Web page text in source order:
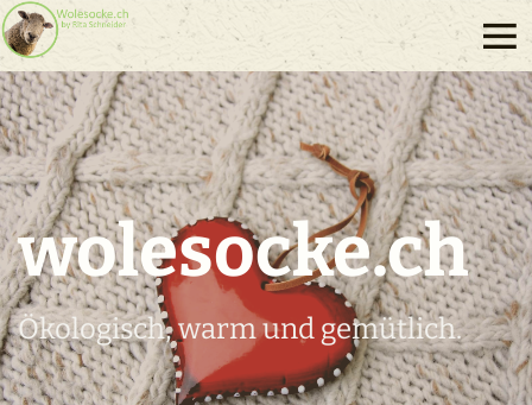
wolesocke.ch
Ökologisch, warm und gemütlich.